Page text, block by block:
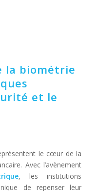
la biométrie
et le
le cœur de la
Avec l’avènement
, les institutions
de repenser leur